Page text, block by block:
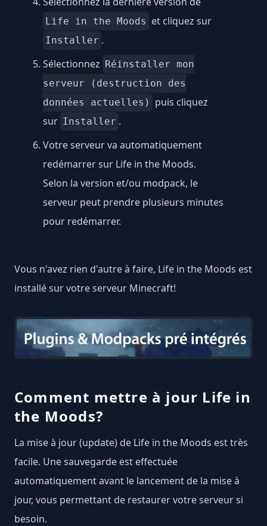
Life in the Moods et cliquez sur
Installer .
Sélectionnez Réinstaller mon
serveur (destruction des
données actuelles)
puis cliquez
sur Installer .
Votre serveur va automatiquement
redémarrer sur Life in the Moods.
Selon la version et/ou modpack, le
serveur peut prendre plusieurs minutes
pour redémarrer.
Vous n'avez rien d'autre à faire, Life in the Moods est
installé sur votre serveur Minecraft!
Comment mettre à jour Life in
the Moods?
La mise à jour (update) de Life in the Moods est très
facile. Une sauvegarde est effectuée
automatiquement avant le lancement de la mise à
jour, vous permettant de restaurer votre serveur si
besoin.